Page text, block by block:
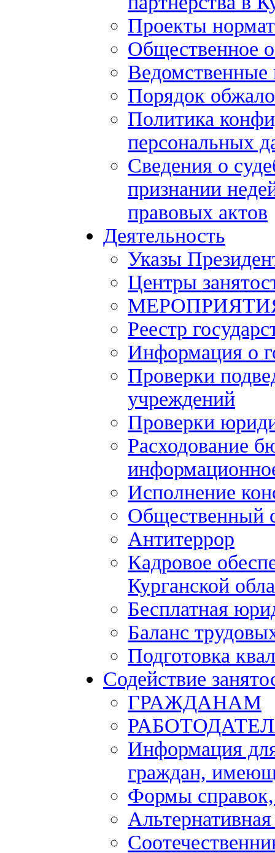
Проекты
Общественное
Ведомственные
Порядок
Политика
персональных
Сведения о
признании
правовых актов
Деятельность
Указы
Центры
Реестр
Информация о
Проверки
учреждений
Проверки
Расходование
Исполнение
Общественный
Антитеррор
Кадровое
Курганской
Бесплатная
Баланс
Подготовка
Содействие
ГРАЖДАНАМ
Информация
граждан,
Формы справок,